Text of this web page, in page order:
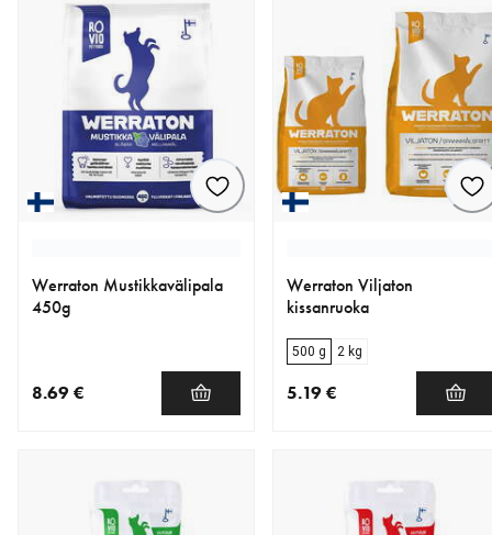
Werraton Mustikkavälipala
450g
8.69 €
Werraton Viljaton
kissanruoka
500 g 2 kg
5.19 €